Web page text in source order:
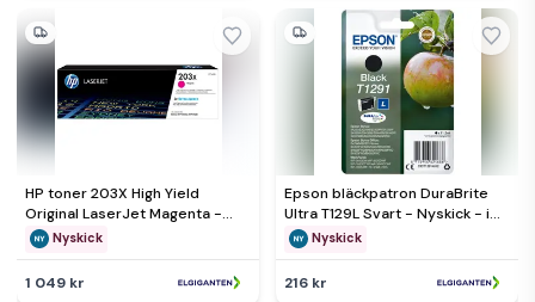
HP toner 203X High Yield
Original LaserJet Magenta -
Nyskick - i originalförpackning
Nyskick
1 049 kr
Epson bläckpatron DuraBrite
Ultra T129L Svart - Nyskick - i
originalförpackning
Nyskick
216 kr